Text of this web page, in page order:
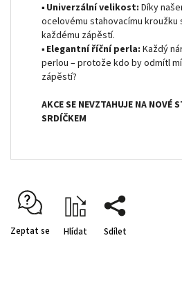
▪ Univerzální velikost: Díky
ocelovému stahovacímu
každému zápěstí.
▪ Elegantní říční perla: Každý
perlou – protože kdo by odmítl
zápěstí?
AKCE SE NEVZTAHUJE NA NOVÉ
SRDÍČKEM
Zeptat se Hlídat Sdílet